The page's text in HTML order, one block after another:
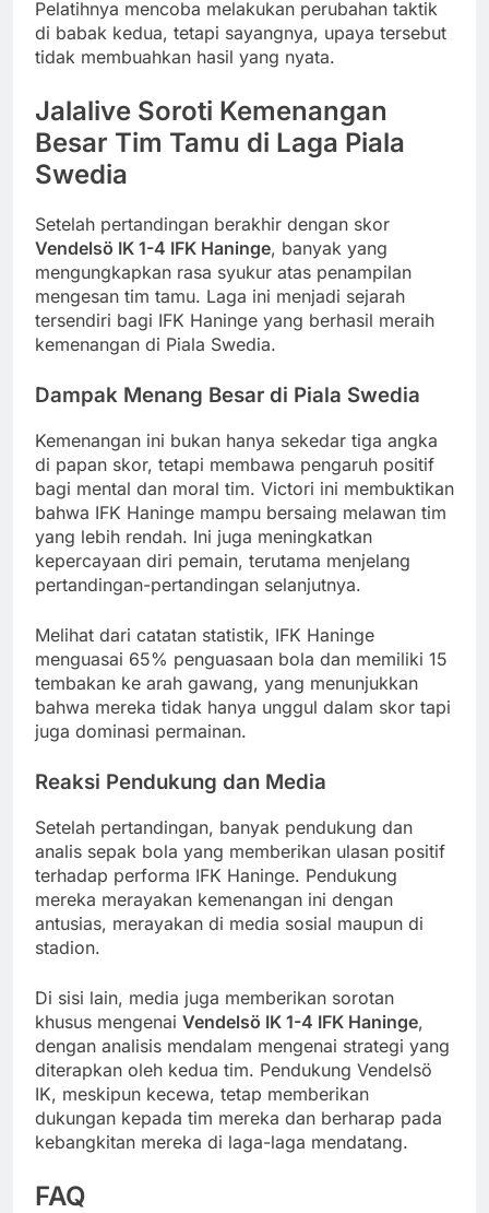
Pelatihnya mencoba melakukan perubahan taktik
di babak kedua, tetapi sayangnya, upaya tersebut
tidak membuahkan hasil yang nyata.
Jalalive Soroti Kemenangan
Besar Tim Tamu di Laga Piala
Swedia
Setelah pertandingan berakhir dengan skor
Vendelsö IK 1-4 IFK Haninge, banyak yang
mengungkapkan rasa syukur atas penampilan
mengesan tim tamu. Laga ini menjadi sejarah
tersendiri bagi IFK Haninge yang berhasil meraih
kemenangan di Piala Swedia.
Dampak Menang Besar di Piala Swedia
Kemenangan ini bukan hanya sekedar tiga angka
di papan skor, tetapi membawa pengaruh positif
bagi mental dan moral tim. Victori ini membuktikan
bahwa IFK Haninge mampu bersaing melawan tim
yang lebih rendah. Ini juga meningkatkan
kepercayaan diri pemain, terutama menjelang
pertandingan-pertandingan selanjutnya.
Melihat dari catatan statistik, IFK Haninge
menguasai 65% penguasaan bola dan memiliki 15
tembakan ke arah gawang, yang menunjukkan
bahwa mereka tidak hanya unggul dalam skor tapi
juga dominasi permainan.
Reaksi Pendukung dan Media
Setelah pertandingan, banyak pendukung dan
analis sepak bola yang memberikan ulasan positif
terhadap performa IFK Haninge. Pendukung
mereka merayakan kemenangan ini dengan
antusias, merayakan di media sosial maupun di
stadion.
Di sisi lain, media juga memberikan sorotan
khusus mengenai Vendelsö IK 1-4 IFK Haninge,
dengan analisis mendalam mengenai strategi yang
diterapkan oleh kedua tim. Pendukung Vendelsö
IK, meskipun kecewa, tetap memberikan
dukungan kepada tim mereka dan berharap pada
kebangkitan mereka di laga-laga mendatang.
FAQ